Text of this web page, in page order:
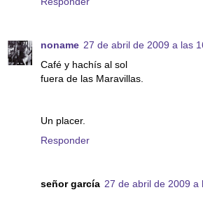
noname 27 de abril de 2009 a las
Café y hachís al sol
fuera de las Maravillas.
Un placer.
Responder
señor garcía 27 de abril de 2009 a